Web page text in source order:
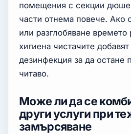
помещения с секции
части отнема повече. Ако
или разглобяване
хигиена чистачите
дезинфекция за да остане
читаво.
Може ли да се
други услуги при
замърсяване